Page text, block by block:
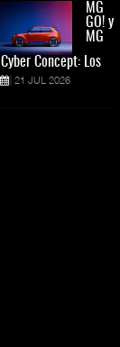
MG
GO! y
MG
Cyber Concept: Los
21 JUL 2026